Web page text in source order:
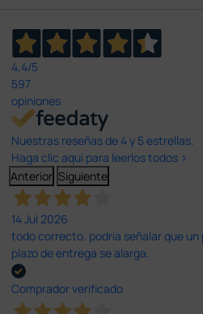
4,4/5
597
opiniones
Nuestras reseñas de 4 y 5 estrellas.
Haga clic aquí para leerlos todos >
Anterior Siguiente
14 Jul 2026
todo correcto. podria señalar que un
plazo de entrega se alarga.
Comprador verificado